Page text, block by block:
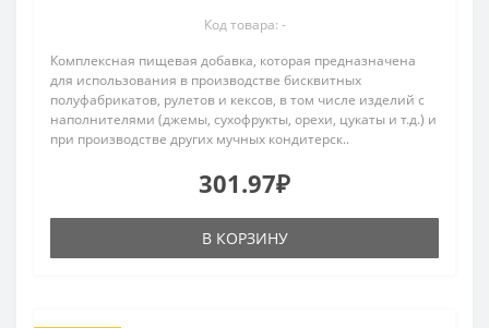
Код товара: -
Комплексная пищевая добавка, которая предназначена
для использования в производстве бисквитных
полуфабрикатов, рулетов и кексов, в том числе изделий с
наполнителями (джемы, сухофрукты, орехи, цукаты и т.д.) и
при производстве других мучных кондитерск..
301.97₽
В КОРЗИНУ